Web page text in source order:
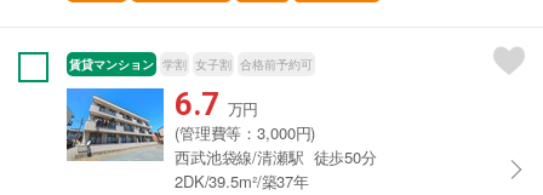
賃貸マンション 学割 女子割 合格前予約可
6.7 万円
(管理費等：3,000円)
西武池袋線/清瀬駅 徒歩50分
2DK/39.5m²/築37年